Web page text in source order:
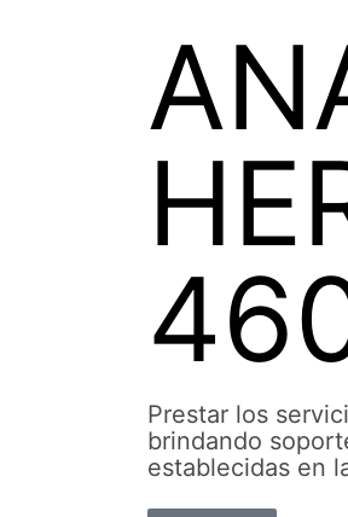
Prestar los
brindando
establecidas en